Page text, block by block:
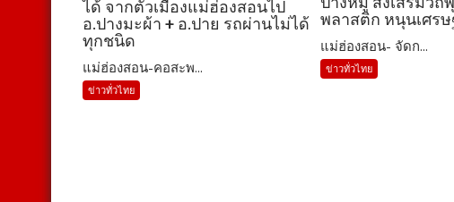
ได้ จากตัวเมืองแม่ฮ่องสอนไป
อ.ปางมะผ้า + อ.ปาย รถผ่านไม่ได้
ทุกชนิด
แม่ฮ่องสอน-คอสะพ...
ข่าวทั่วไทย
พลาสติก หนุนเศร
แม่ฮ่องสอน- จัดก...
ข่าวทั่วไทย